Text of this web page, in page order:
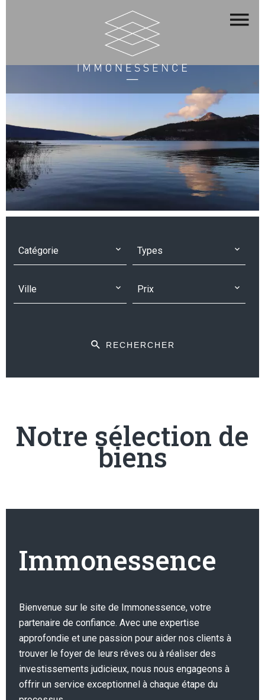
Catégorie Types
Ville Prix
RECHERCHER
Notre sélection de
biens
Immonessence
Bienvenue sur le site de Immonessence, votre
partenaire de confiance. Avec une expertise
approfondie et une passion pour aider nos clients à
trouver le foyer de leurs rêves ou à réaliser des
investissements judicieux, nous nous engageons à
offrir un service exceptionnel à chaque étape du